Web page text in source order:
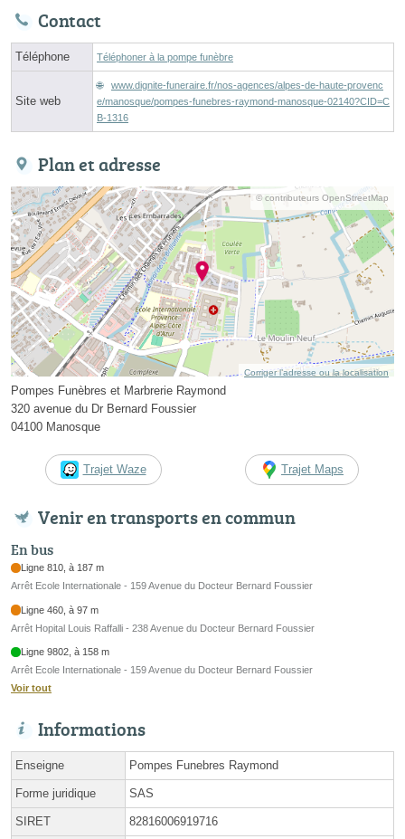
Contact
Téléphone Téléphoner à la pompe funèbre
Site web
www.dignite-funeraire.fr/nos-agences/alpes-de-haute-provenc
e/manosque/pompes-funebres-raymond-manosque-02140?CID=C
B-1316
Plan et adresse
© contributeurs OpenStreetMap
Corriger l’adresse ou la localisation
Pompes Funèbres et Marbrerie Raymond
320 avenue du Dr Bernard Foussier
04100 Manosque
Trajet Waze Trajet Maps
Venir en transports en commun
En bus
Ligne 810, à 187 m
Arrêt Ecole Internationale - 159 Avenue du Docteur Bernard Foussier
Ligne 460, à 97 m
Arrêt Hopital Louis Raffalli - 238 Avenue du Docteur Bernard Foussier
Ligne 9802, à 158 m
Arrêt Ecole Internationale - 159 Avenue du Docteur Bernard Foussier
Voir tout
Informations
Enseigne Pompes Funebres Raymond
Forme juridique SAS
SIRET 82816006919716